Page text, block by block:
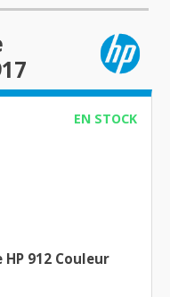
EN STOCK
912 Couleur